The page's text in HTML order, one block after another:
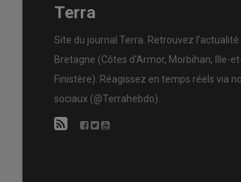
Terra
Site du journal Terra. Retrouvez
Bretagne (Côtes d’Armor, Morbihan, Ille-
Finistère). Réagissez en temps réels via
sociaux (@Terrahebdo).